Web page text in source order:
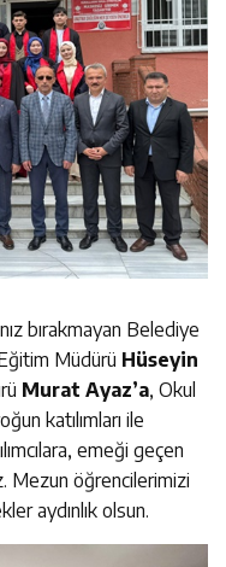
bırakmayan Belediye
Müdürü Hüseyin
Murat Ayaz’a, Okul
katılımları ile
emeği geçen
Mezun öğrencilerimizi
aydınlık olsun.